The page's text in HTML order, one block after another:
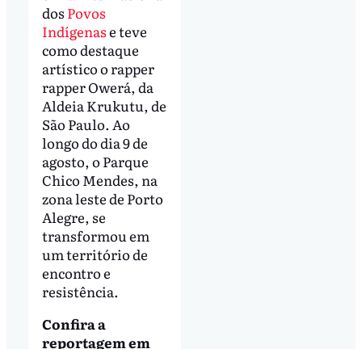
dos Povos
Indígenase teve
como destaque
artístico o rapper
rapper Owerá, da
Aldeia Krukutu, de
São Paulo. Ao
longo do dia 9 de
agosto, o Parque
Chico Mendes, na
zona leste de Porto
Alegre, se
transformou em
um território de
encontro e
resistência.
Confira a
reportagem em